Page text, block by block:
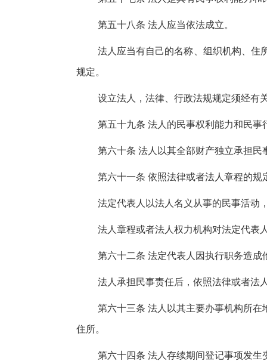
第五十八条 法人应当依法成立。
法人应当有自己的名称、组织机构、住
规定。
设立法人，法律、行政法规规定须经有
第五十九条 法人的民事权利能力和民
第六十条 法人以其全部财产独立承担民
第六十一条 依照法律或者法人章程的
法定代表人以法人名义从事的民事活动
法人章程或者法人权力机构对法定代表
第六十二条 法定代表人因执行职务造
法人承担民事责任后，依照法律或者法
第六十三条 法人以其主要办事机构所
住所。
第六十四条 法人存续期间登记事项发